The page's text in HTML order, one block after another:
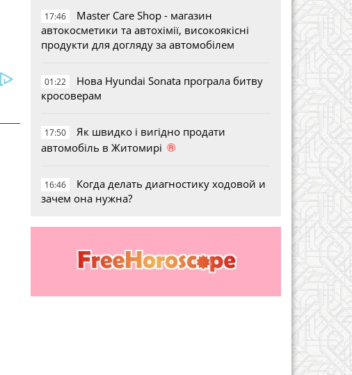
17:46
Master Care Shop - магазин
автокосметики та автохімії, високоякісні
продукти для догляду за автомобілем
01:22
Нова Hyundai Sonata програла битву
кросоверам
17:50
Як швидко і вигідно продати
автомобіль в Житомирі ®
16:46
Когда делать диагностику ходовой и
зачем она нужна?